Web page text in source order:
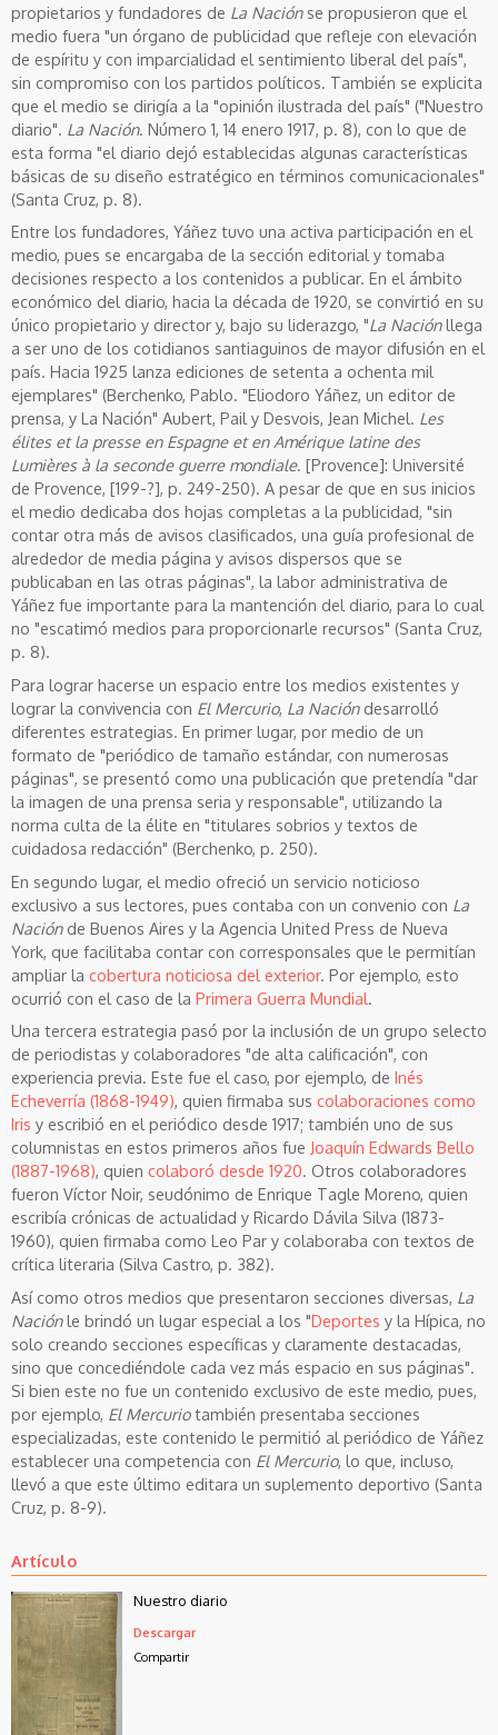
propietarios y fundadores de La Naciónse propusieron que el
medio fuera "un órgano de publicidad que refleje con elevación
de espíritu y con imparcialidad el sentimiento liberal del país",
sin compromiso con los partidos políticos. También se explicita
que el medio se dirigía a la "opinión ilustrada del país" ("Nuestro
diario". La Nación. Número 1, 14 enero 1917, p. 8), con lo que de
esta forma "el diario dejó establecidas algunas características
básicas de su diseño estratégico en términos comunicacionales"
(Santa Cruz, p. 8).
Entre los fundadores, Yáñez tuvo una activa participación en el
medio, pues se encargaba de la sección editorial y tomaba
decisiones respecto a los contenidos a publicar. En el ámbito
económico del diario, hacia la década de 1920, se convirtió en su
único propietario y director y, bajo su liderazgo, "La Naciónllega
a ser uno de los cotidianos santiaguinos de mayor difusión en el
país. Hacia 1925 lanza ediciones de setenta a ochenta mil
ejemplares" (Berchenko, Pablo. "Eliodoro Yáñez, un editor de
prensa, y La Nación" Aubert, Pail y Desvois, Jean Michel. Les
élites et la presse en Espagne et en Amérique latine des
Lumières à la seconde guerre mondiale. [Provence]: Université
de Provence, [199-?], p. 249-250). A pesar de que en sus inicios
el medio dedicaba dos hojas completas a la publicidad, "sin
contar otra más de avisos clasificados, una guía profesional de
alrededor de media página y avisos dispersos que se
publicaban en las otras páginas", la labor administrativa de
Yáñez fue importante para la mantención del diario, para lo cual
no "escatimó medios para proporcionarle recursos" (Santa Cruz,
p. 8).
Para lograr hacerse un espacio entre los medios existentes y
lograr la convivencia con El Mercurio, La Nacióndesarrolló
diferentes estrategias. En primer lugar, por medio de un
formato de "periódico de tamaño estándar, con numerosas
páginas", se presentó como una publicación que pretendía "dar
la imagen de una prensa seria y responsable", utilizando la
norma culta de la élite en "titulares sobrios y textos de
cuidadosa redacción" (Berchenko, p. 250).
En segundo lugar, el medio ofreció un servicio noticioso
exclusivo a sus lectores, pues contaba con un convenio con La
Naciónde Buenos Aires y la Agencia United Press de Nueva
York, que facilitaba contar con corresponsales que le permitían
ampliar la cobertura noticiosa del exterior. Por ejemplo, esto
ocurrió con el caso de la Primera Guerra Mundial
Una tercera estrategia pasó por la inclusión de un grupo selecto
de periodistas y colaboradores "de alta calificación", con
experiencia previa. Este fue el caso, por ejemplo, de Inés
Echeverría (1868-1949), quien firmaba sus colaboraciones como
Iris y escribió en el periódico desde 1917; también uno de sus
columnistas en estos primeros años fue Joaquín Edwards Bello
(1887-1968), quien colaboró desde 1920. Otros colaboradores
fueron Víctor Noir, seudónimo de Enrique Tagle Moreno, quien
escribía crónicas de actualidad y Ricardo Dávila Silva (1873-
1960), quien firmaba como Leo Par y colaboraba con textos de
crítica literaria (Silva Castro, p. 382).
Así como otros medios que presentaron secciones diversas, La
Naciónle brindó un lugar especial a los "Deportes y la Hípica, no
solo creando secciones específicas y claramente destacadas,
sino que concediéndole cada vez más espacio en sus páginas".
Si bien este no fue un contenido exclusivo de este medio, pues,
por ejemplo, El Mercuriotambién presentaba secciones
especializadas, este contenido le permitió al periódico de Yáñez
establecer una competencia con El Mercurio, lo que, incluso,
llevó a que este último editara un suplemento deportivo (Santa
Cruz, p. 8-9).
Artículo
Nuestro diario
Descargar
Compartir